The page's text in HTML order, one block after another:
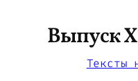
Выпуск
Тексты